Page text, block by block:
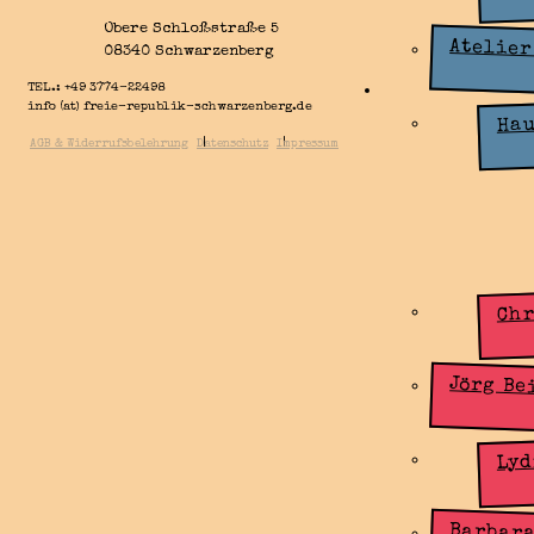
Atelier
Zone
Jörg
Obere Schloßstraße 5
08340 Schwarzenberg
TEL.: +49 3774-22498
info (at) freie-republik-schwarzenberg.de
AGB & Widerrufsbelehrung |
Datenschutz |
Impressum